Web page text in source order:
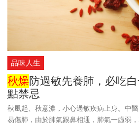
品味人生
秋燥防過敏先養肺，必吃
點禁忌
秋風起、秋意濃，小心過敏疾病上身。中醫
易傷肺，由於肺氣跟鼻相通，肺氣一虛弱